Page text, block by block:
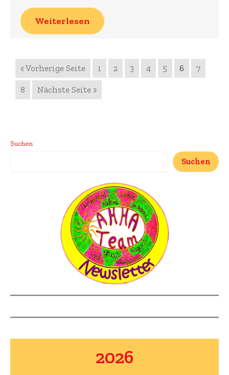
Weiterlesen
« Vorherige Seite 1 2 3 4 5 6 7
8 Nächste Seite »
Suchen
Suchen
2026